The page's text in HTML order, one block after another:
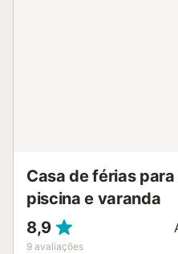
Casa de férias
piscina e varanda
8,9
9 avaliações